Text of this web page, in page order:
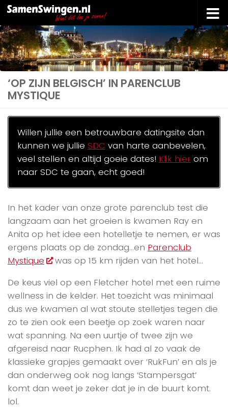
Doorgaan naar inhoud
‘OP ZIJN BELGISCH’ IN PARENCLUB
MYSTIQUE
Willen jullie een betrouwbare datingsite dan
kunnen we jullie SDC van harte aanbevelen,
veel stellen en altijd goeie dates! Klik hierom
naar SDC te gaan, echt goed!
In het kader van onze grote parenclub test die
langzaam aan het groeien is kwamen Ray en
Anita op het idee een hotelletje te nemen, er was
ergens plaats op de zondag…en Parenclub
Mystique
was op 15 km rijden van het hotel…
De keus viel op een Fletcher hotel met een ruime
wellness in de kelder. Het toezicht was minimaal
dus we kwamen al wat stoute stelletjes tegen die
zo te zien ook een beetje op zoek waren naar
wat spanning. Na een uurtje of twee zijn we
afgereisd naar Rucphen. Ik had al zo vaak de
klassieke grapjes gemaakt over ‘RukFun’ en als je
dan onderweg ook nog langs ‘Stampersgat’
komt dan weet je zeker dat je in de buurt komt.
lol.